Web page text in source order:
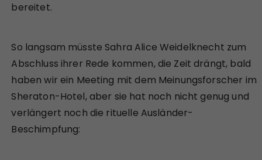
bereitet.
So langsam müsste Sahra Alice Weidelknecht zum
Abschluss ihrer Rede kommen, die Zeit drängt, bald
haben wir ein Meeting mit dem Meinungsforscher im
Sheraton-Hotel, aber sie hat noch nicht genug und
verlängert noch die rituelle Ausländer-
Beschimpfung: